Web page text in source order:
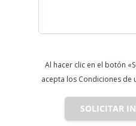
Al hacer clic en el botón
acepta los Condiciones de
SOLICITAR